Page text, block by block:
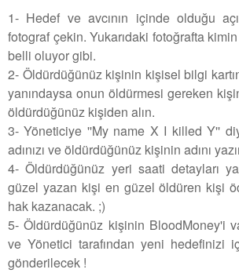
1- Hedef ve avcının içinde olduğu
fotograf çekin. Yukarıdaki fotoğrafta
belli oluyor gibi.
2- Öldürdüğünüz kişinin kişisel bilgi
yanındaysa onun öldürmesi gereken
öldürdüğünüz kişiden alın.
3- Yöneticiye ''My name X I killed Y''
adınızı ve öldürdüğünüz kişinin adını
4- Öldürdüğünüz yeri saati detayları
güzel yazan kişi en güzel öldüren kişi
hak kazanacak. ;)
5- Öldürdüğünüz kişinin BloodMoney'i
ve Yönetici tarafından yeni hedefinizi
gönderilecek !